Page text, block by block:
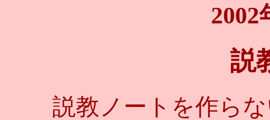
2002
説
説教ノートを作ら